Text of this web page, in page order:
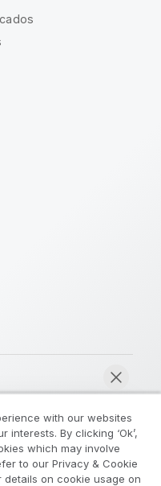
del producto
with our websites
By clicking ‘Ok’,
which may involve
to our Privacy & Cookie
details on cookie usage on